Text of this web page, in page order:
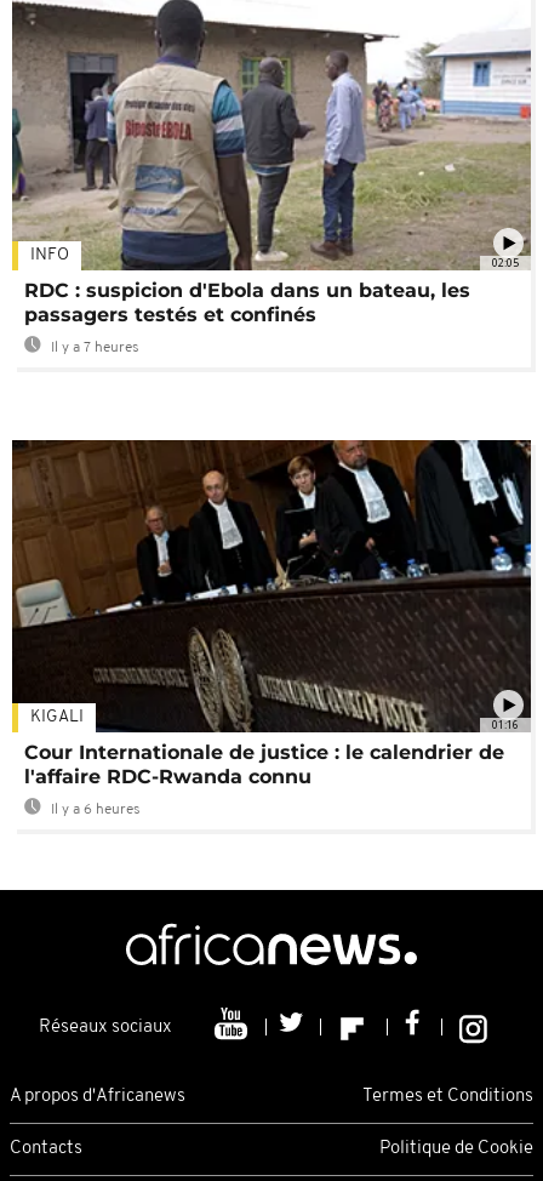
02:05
INFO
RDC : suspicion d'Ebola dans un bateau, les
passagers testés et confinés
Il y a 7 heures
01:16
KIGALI
Cour Internationale de justice : le calendrier de
l'affaire RDC-Rwanda connu
Il y a 6 heures
Réseaux sociaux
A propos d'Africanews Termes et Conditions
Contacts Politique de Cookie